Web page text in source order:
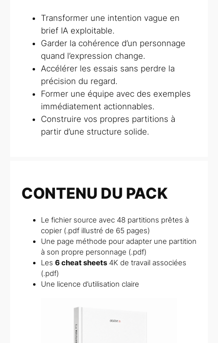
Transformer une intention vague en
brief IA exploitable.
Garder la cohérence d’un personnage
quand l’expression change.
Accélérer les essais sans perdre la
précision du regard.
Former une équipe avec des exemples
immédiatement actionnables.
Construire vos propres partitions à
partir d’une structure solide.
CONTENU DU PACK
Le fichier source avec 48 partitions prêtes à
copier (.pdf illustré de 65 pages)
Une page méthode pour adapter une partition
à son propre personnage (.pdf)
Les 6 cheat sheets4K de travail associées
(.pdf)
Une licence d’utilisation claire